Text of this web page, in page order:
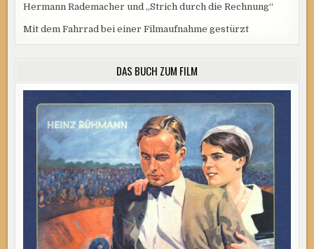
Hermann Rademacher und „Strich durch die Rechnung“
Mit dem Fahrrad bei einer Filmaufnahme gestürzt
DAS BUCH ZUM FILM